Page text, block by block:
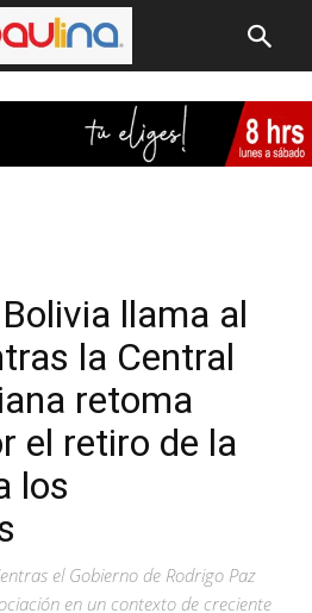
llama al
la Central
retoma
el retiro de la
los
el Gobierno de Rodrigo Paz
en un contexto de creciente